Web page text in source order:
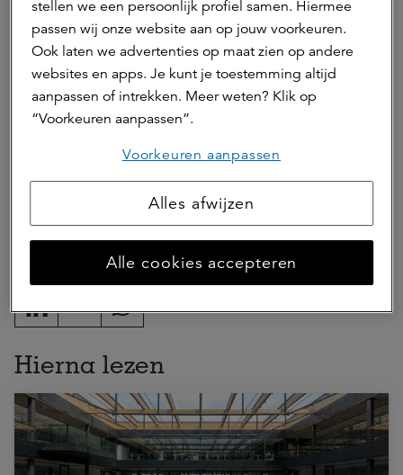
ASR Dutch Science Park Fund
Deel dit artikel
Hierna lezen
stellen we een persoonlijk profiel samen. Hiermee
passen wij onze website aan op jouw voorkeuren.
Ook laten we advertenties op maat zien op andere
websites en apps. Je kunt je toestemming altijd
aanpassen of intrekken. Meer weten? Klik op
“Voorkeuren aanpassen”.
Voorkeuren aanpassen
Alles afwijzen
Alle cookies accepteren